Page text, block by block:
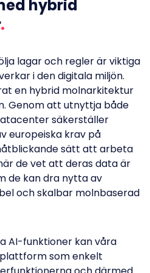
hybrid
lagar och regler är viktiga
i den digitala miljön.
en hybrid molnarkitektur
Genom att utnyttja både
säkerställer
europeiska krav på
sätt att arbeta
de vet att deras data är
de kan dra nytta av
och skalbar molnbaserad
AI-funktioner kan våra
som enkelt